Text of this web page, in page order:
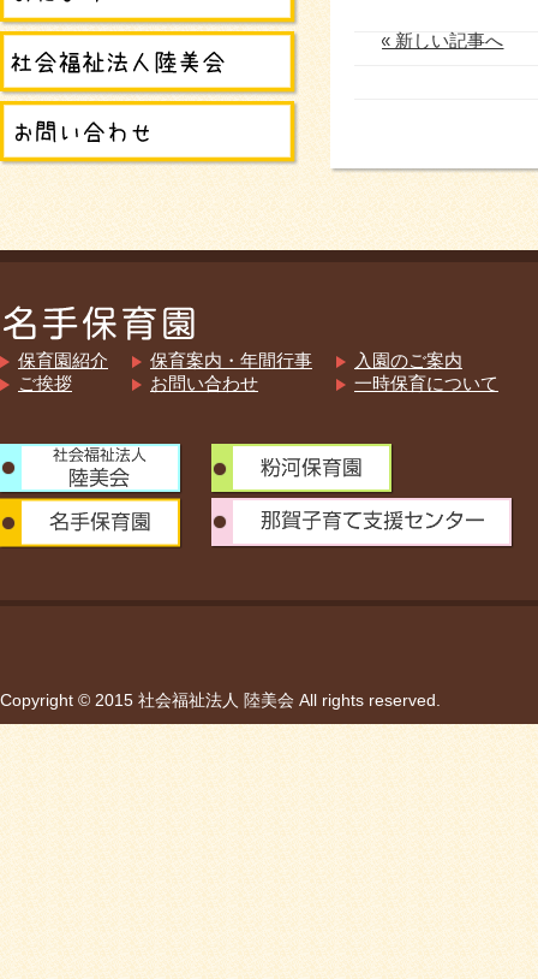
« 新しい記事へ
保育園紹介
ご挨拶
保育案内・年間行事
お問い合わせ
入園のご案内
一時保育について
Copyright © 2015 社会福祉法人 陸美会 All rights reserved.